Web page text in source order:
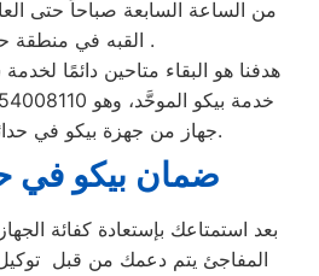
من الساعة السابعة صباحاً حتى
القبه في منطقة حدائق القبه .
هدفنا هو البقاء متاحين دائمًا
جهاز من جهزة بيكو في حدائق القبه بحضرتكم.
ضمان بيكو في
بعد استمتاعك بإستعادة كفائة
المفاجئ يتم دعمك من قبل توكيل